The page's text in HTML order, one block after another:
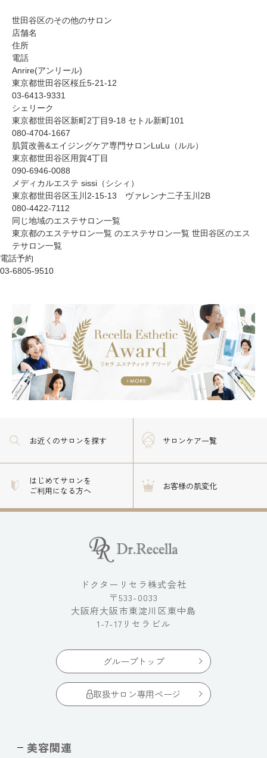
世田谷区のその他のサロン
店舗名
住所
電話
Anrire(アンリール)
東京都世田谷区桜丘5-21-12
03-6413-9331
シェリーク
東京都世田谷区新町2丁目9-18 セトル新町101
080-4704-1667
肌質改善&エイジングケア専門サロンLuLu（ルル）
東京都世田谷区用賀4丁目
090-6946-0088
メディカルエステ sissi（シシィ）
東京都世田谷区玉川2-15-13 ヴァレンナ二子玉川2B
080-4422-7112
同じ地域のエステサロン一覧
東京都のエステサロン一覧 のエステサロン一覧 世田谷区のエス
テサロン一覧
電話予約
03-6805-9510
お近くのサロンを探す サロンケア一覧
はじめてサロンを
ご利用になる方へ
お客様の肌変化
ドクターリセラ株式会社
〒533-0033
大阪府大阪市東淀川区東中島
1-7-17リセラビル
グループトップ
取扱サロン専用ページ
美容関連